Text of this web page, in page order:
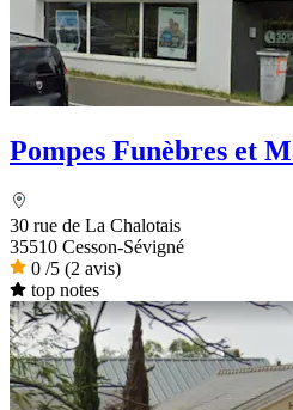
Pompes Funèbres et
30 rue de La Chalotais
35510 Cesson-Sévigné
0 /5 (2 avis)
top notes